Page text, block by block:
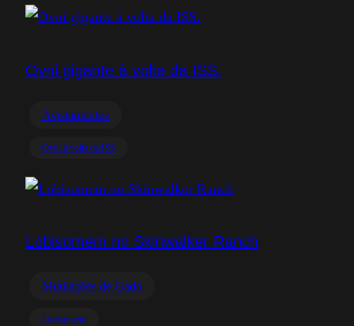
Ovni gigante à volta da ISS.
Avistamentos
Ovni à volta da ISS
Lobisomem no Skinwalker Ranch
Mutilações de Gado
Lobisomem